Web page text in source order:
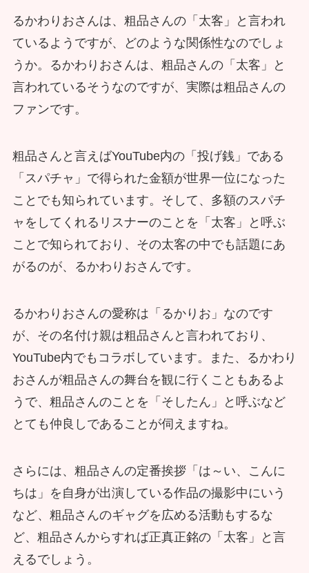
るかわりおさんは、粗品さんの「太客」と言われ
ているようですが、どのような関係性なのでしょ
うか。るかわりおさんは、粗品さんの「太客」と
言われているそうなのですが、実際は粗品さんの
ファンです。
粗品さんと言えばYouTube内の「投げ銭」である
「スパチャ」で得られた金額が世界一位になった
ことでも知られています。そして、多額のスパチ
ャをしてくれるリスナーのことを「太客」と呼ぶ
ことで知られており、その太客の中でも話題にあ
がるのが、るかわりおさんです。
るかわりおさんの愛称は「るかりお」なのです
が、その名付け親は粗品さんと言われており、
YouTube内でもコラボしています。また、るかわり
おさんが粗品さんの舞台を観に行くこともあるよ
うで、粗品さんのことを「そしたん」と呼ぶなど
とても仲良しであることが伺えますね。
さらには、粗品さんの定番挨拶「は～い、こんに
ちは」を自身が出演している作品の撮影中にいう
など、粗品さんのギャグを広める活動もするな
ど、粗品さんからすれば正真正銘の「太客」と言
えるでしょう。